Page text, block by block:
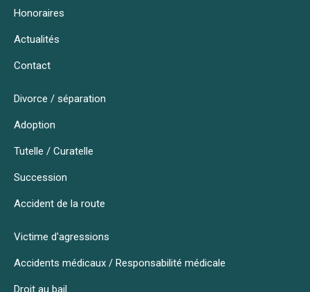
Honoraires
Actualités
Contact
Divorce / séparation
Adoption
Tutelle / Curatelle
Succession
Accident de la route
Victime d'agressions
Accidents médicaux / Responsabilité médicale
Droit au bail